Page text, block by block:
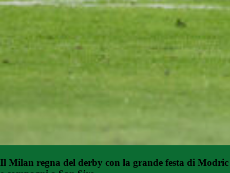
Il Milan regna del derby con la grande festa di Modric